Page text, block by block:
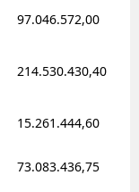
97.046.572,00
214.530.430,40
15.261.444,60
73.083.436,75